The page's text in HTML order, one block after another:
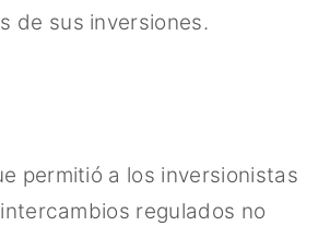
de sus inversiones.
permitió a los inversionistas
regulados no